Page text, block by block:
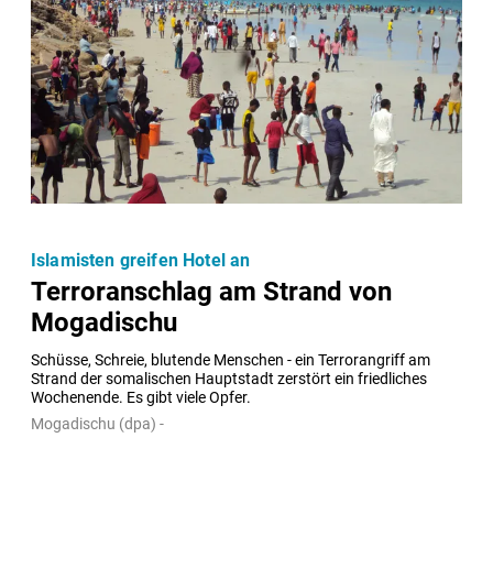
Terroranschlag am Strand von
Mogadischu
Schüsse, Schreie, blutende Menschen - ein Terrorangriff am
Strand der somalischen Hauptstadt zerstört ein friedliches
Wochenende. Es gibt viele Opfer.
Islamisten greifen Hotel an
Mogadischu (dpa) -